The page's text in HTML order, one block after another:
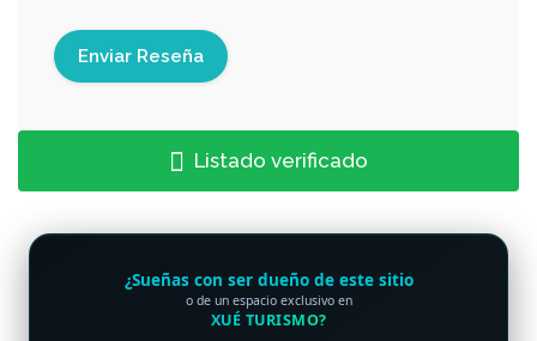
Listado verificado
¿Sueñas con ser dueño de este sitio
o de un espacio exclusivo en
XUÉ TURISMO?